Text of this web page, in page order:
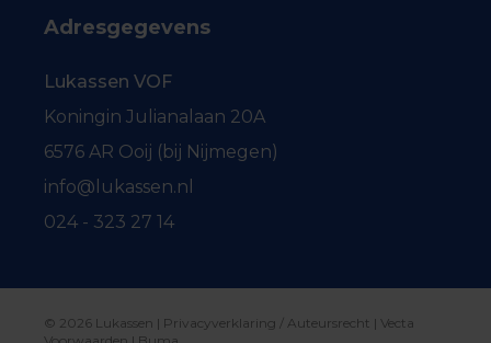
Adresgegevens
Lukassen VOF
Koningin Julianalaan 20A
6576 AR Ooij (bij Nijmegen)
info@lukassen.nl
024 - 323 27 14
© 2026 Lukassen | Privacyverklaring / Auteursrecht | Vecta